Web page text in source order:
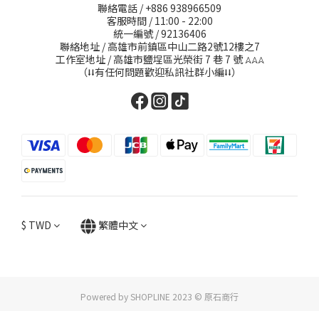
聯絡電話 / +886 938966509
客服時間 / 11:00 - 22:00
統一編號 / 92136406
聯絡地址 / 高雄市前鎮區中山二路2號12樓之7
工作室地址 / 高雄市鹽埕區光榮街 7 巷 7 號𖤂𖤂𖤂
（⭣⭣有任何問題歡迎私訊社群小編⭣⭣）
$ TWD 繁體中文
Powered by SHOPLINE 2023 © 原石商行